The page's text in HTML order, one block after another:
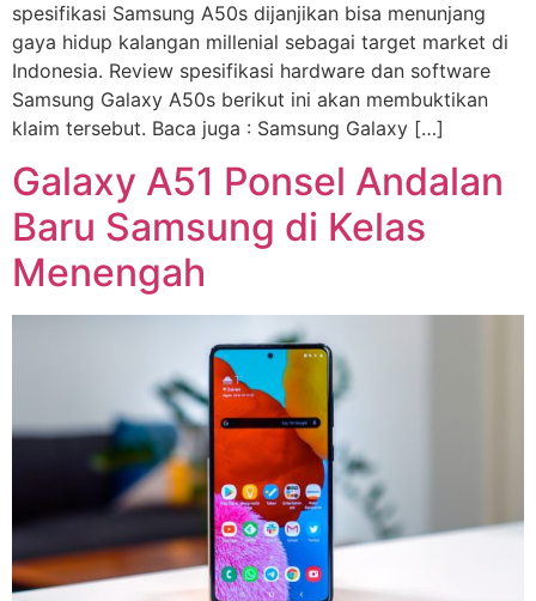
spesifikasi Samsung A50s dijanjikan bisa menunjang
gaya hidup kalangan millenial sebagai target market di
Indonesia. Review spesifikasi hardware dan software
Samsung Galaxy A50s berikut ini akan membuktikan
klaim tersebut. Baca juga : Samsung Galaxy […]
Galaxy A51 Ponsel Andalan
Baru Samsung di Kelas
Menengah